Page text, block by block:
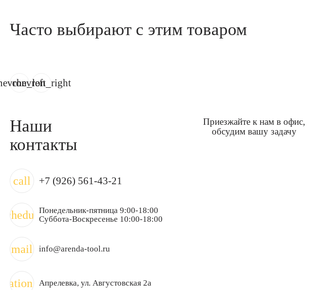
Часто выбирают с этим товаром
chevron_right
Наши
контакты
call +7 (926) 561-43-21
scheduleПонедельник-пятница 9:00-18:00
Суббота-Воскресенье 10:00-18:00
mail info@arenda-tool.ru
Апрелевка, ул. Августовская 2а
Приезжайте к нам в офис,
обсудим вашу задачу